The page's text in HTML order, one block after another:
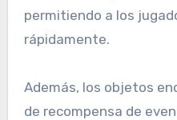
permitiendo a los
rápidamente.
Además, los objetos
de recompensa de